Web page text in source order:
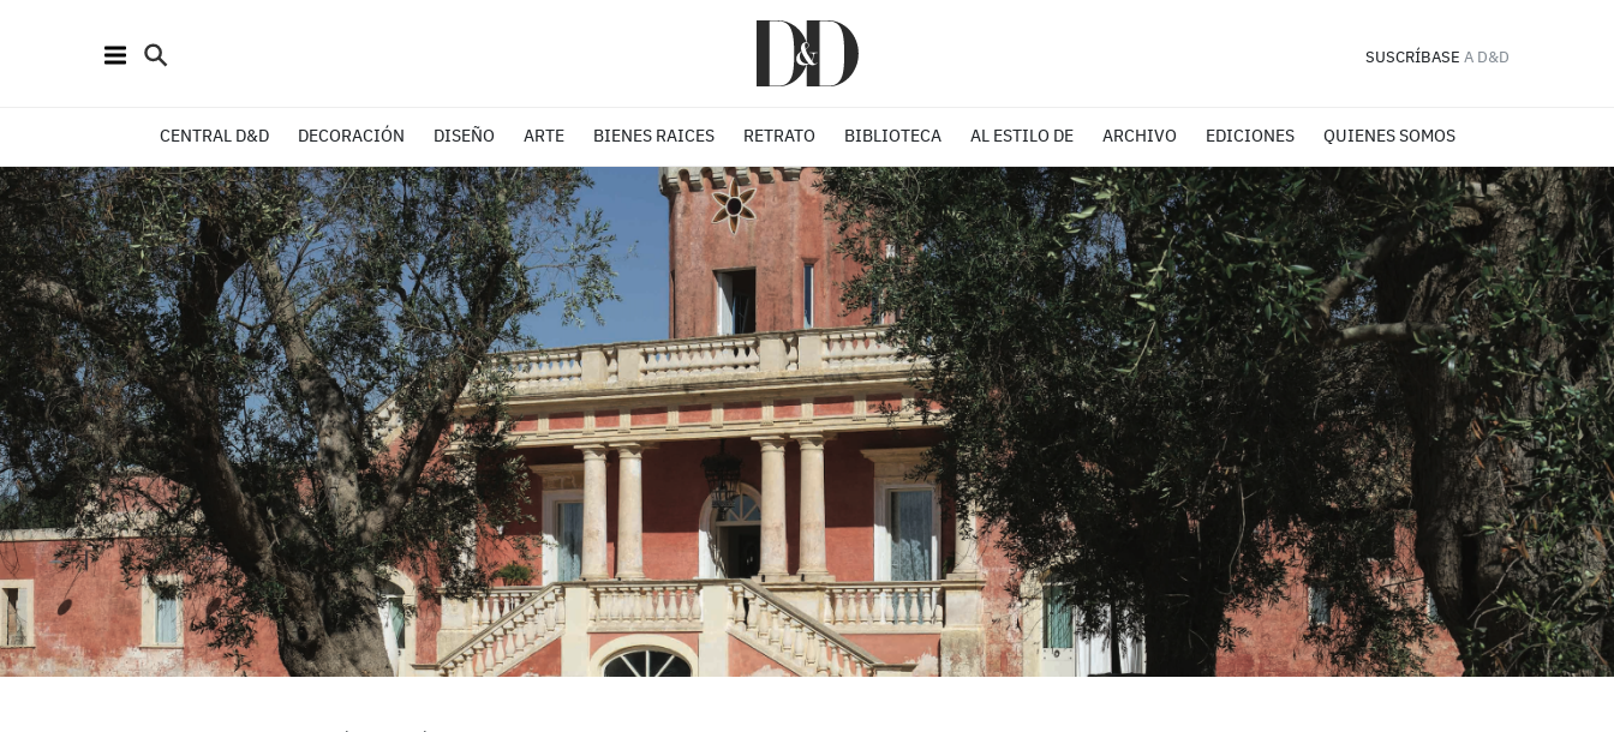
SUSCRÍBASE A D&D
CENTRAL D&D DECORACIÓN DISEÑO ARTE BIENES RAICES RETRATO BIBLIOTECA AL ESTILO DE ARCHIVO EDICIONES QUIENES SOMOS